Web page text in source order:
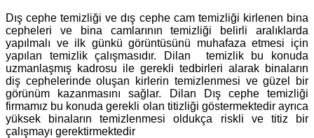
Dış cephe temizliği ve dış cephe cam temizliği kirlenen bina
cepheleri ve bina camlarının temizliği belirli aralıklarda
yapılmalı ve ilk günkü görüntüsünü muhafaza etmesi için
yapılan temizlik çalışmasıdır. Dilan temizlik bu konuda
uzmanlaşmış kadrosu ile gerekli tedbirleri alarak binaların
diş cephelerinde oluşan kirlerin temizlenmesi ve güzel bir
görünüm kazanmasını sağlar. Dilan Dış cephe temizliği
firmamız bu konuda gerekli olan titizliği göstermektedir ayrıca
yüksek binaların temizlenmesi oldukça riskli ve titiz bir
çalışmayı gerektirmektedir